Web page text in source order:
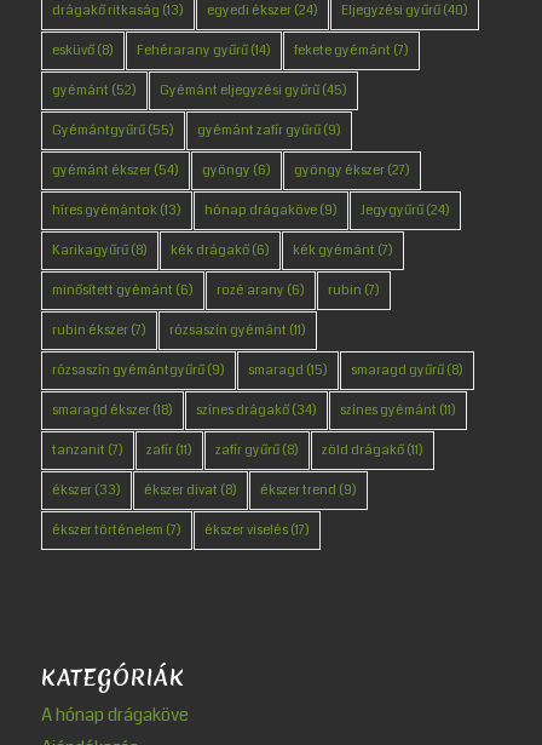
drágakő ritkaság (13) egyedi ékszer(24) Eljegyzési gyűrű(40)
esküvő(8) Fehérarany gyűrű(14) fekete gyémánt (7)
gyémánt (52) Gyémánt eljegyzési gyűrű(45)
Gyémántgyűrű(55) gyémánt zafír gyűrű(9)
gyémánt ékszer(54) gyöngy (6) gyöngy ékszer(27)
híres gyémántok(13) hónap drágaköve(9) Jegygyűrű(24)
Karikagyűrű(8) kék drágakő(6) kék gyémánt (7)
minősített gyémánt (6) rozé arany (6) rubin (7)
rubin ékszer(7) rózsaszín gyémánt (11)
rózsaszín gyémántgyűrű(9) smaragd (15) smaragd gyűrű(8)
smaragd ékszer(18) színes drágakő(34) színes gyémánt (11)
tanzanit (7) zafír(11) zafír gyűrű(8) zöld drágakő(11)
ékszer(33) ékszer divat (8) ékszer trend (9)
ékszer történelem (7) ékszer viselés(17)
KATEGÓRIÁK
A hónap drágaköve